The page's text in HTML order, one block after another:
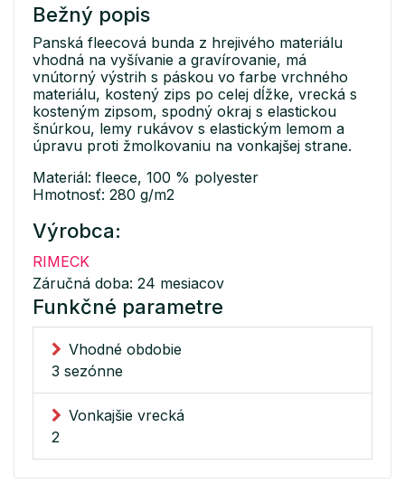
Bežný popis
Panská fleecová bunda z hrejivého materiálu
vhodná na vyšívanie a gravírovanie, má
vnútorný výstrih s páskou vo farbe vrchného
materiálu, kostený zips po celej dĺžke, vrecká s
kosteným zipsom, spodný okraj s elastickou
šnúrkou, lemy rukávov s elastickým lemom a
úpravu proti žmolkovaniu na vonkajšej strane.
Materiál: fleece, 100 % polyester
Hmotnosť: 280 g/m2
Výrobca:
RIMECK
Záručná doba: 24 mesiacov
Funkčné parametre
Vhodné obdobie
3 sezónne
Vonkajšie vrecká
2